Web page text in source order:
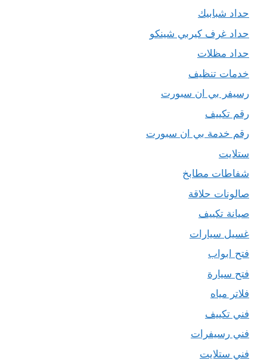
حداد شبابيك
حداد غرف كيربي شينكو
حداد مظلات
خدمات تنظيف
رسيفر بي ان سبورت
رقم تكييف
رقم خدمة بي ان سبورت
ستلايت
شفاطات مطابخ
صالونات حلاقة
صيانة تكييف
غسيل سيارات
فتح ابواب
فتح سيارة
فلاتر مياه
فني تكييف
فني رسيفرات
فني ستلايت